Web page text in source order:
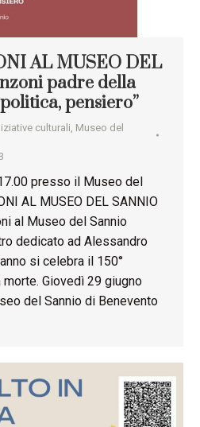
AL MUSEO DEL
padre della
pensiero”
culturali, Museo del
presso il Museo del
AL MUSEO DEL SANNIO
al Museo del Sannio
dedicato ad Alessandro
si celebra il 150°
Giovedì 29 giugno
del Sannio di Benevento